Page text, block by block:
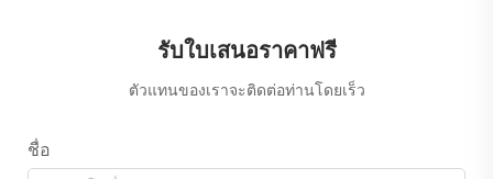
รับใบเสนอราคาฟรี
ตัวแทนของเราจะติดต่อท่านโดยเร็ว
ชื่อ